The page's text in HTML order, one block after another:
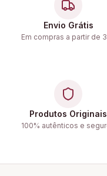
Envio Grátis
Em compras a partir de
Produtos Originais
100% autênticos e